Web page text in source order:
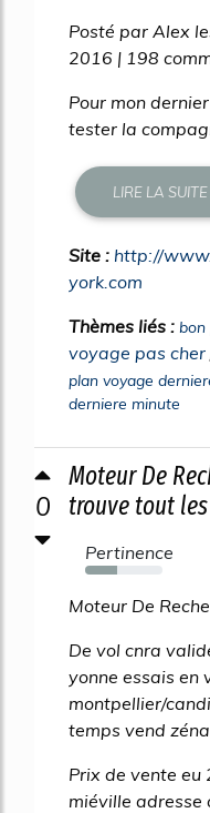
Posté par Alex
2016 | 198
Pour mon
tester la
LIRE LA SUITE
Site : http://
york.com
Thèmes liés : bon
voyage pas cher
plan voyage
derniere minute
0
Moteur De
trouve tout
Pertinence
41%
Moteur De
De vol cnra
yonne essais en
montpellier/
temps vend
Prix de vente
miéville